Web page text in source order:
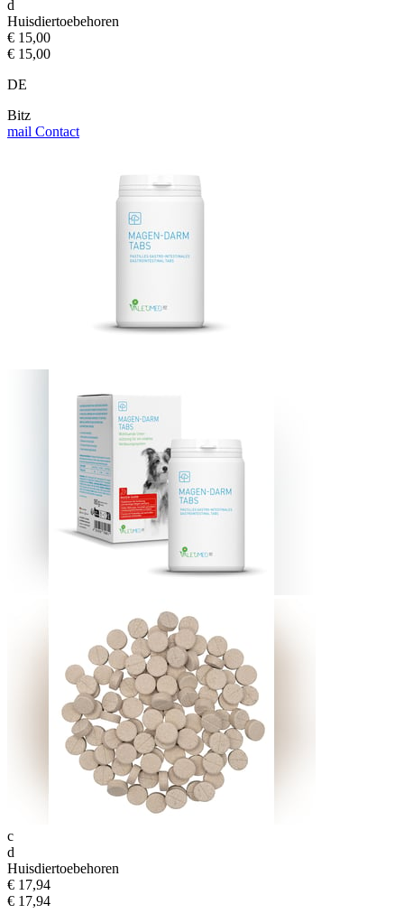
d
Huisdiertoebehoren
€ 15,00
€ 15,00
DE
Bitz
mail Contact
c
d
Huisdiertoebehoren
€ 17,94
€ 17,94